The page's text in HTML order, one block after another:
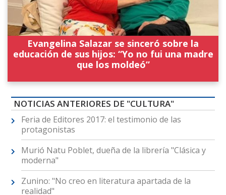
Evangelina Salazar se sinceró sobre la
educación de sus hijos: “Yo no fui una madre
que los moldeó”
NOTICIAS ANTERIORES DE "CULTURA"
Feria de Editores 2017: el testimonio de las
protagonistas
Murió Natu Poblet, dueña de la librería "Clásica y
moderna"
Zunino: "No creo en literatura apartada de la
realidad"